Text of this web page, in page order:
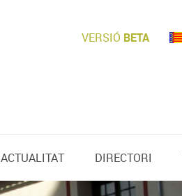
VERSIÓ BETA
ACTUALITAT DIRECTORI